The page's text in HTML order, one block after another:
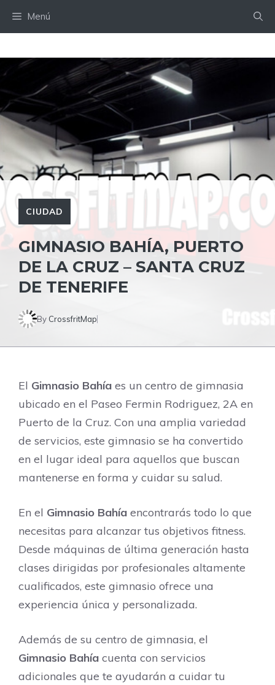
Menú
CIUDAD
GIMNASIO BAHÍA, PUERTO
DE LA CRUZ – SANTA CRUZ
DE TENERIFE
By CrossfritMap
El Gimnasio Bahía es un centro de gimnasia
ubicado en el Paseo Fermin Rodriguez, 2A en
Puerto de la Cruz. Con una amplia variedad
de servicios, este gimnasio se ha convertido
en el lugar ideal para aquellos que buscan
mantenerse en forma y cuidar su salud.
En el Gimnasio Bahía encontrarás todo lo que
necesitas para alcanzar tus objetivos fitness.
Desde máquinas de última generación hasta
clases dirigidas por profesionales altamente
cualificados, este gimnasio ofrece una
experiencia única y personalizada.
Además de su centro de gimnasia, el
Gimnasio Bahía cuenta con servicios
adicionales que te ayudarán a cuidar tu